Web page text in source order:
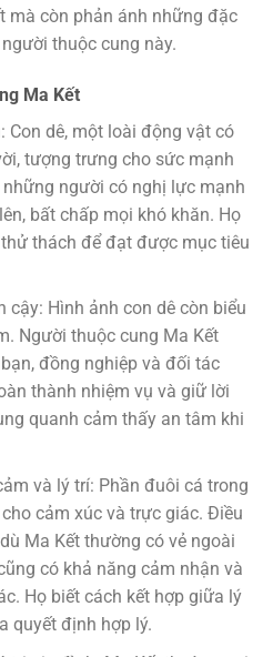
mà còn phản ánh những đặc
thuộc cung này.
Ma Kết
Con dê, một loài động vật có
tượng trưng cho sức mạnh
người có nghị lực mạnh
bất chấp mọi khó khăn. Họ
thách để đạt được mục tiêu
cậy: Hình ảnh con dê còn biểu
Người thuộc cung Ma Kết
đồng nghiệp và đối tác
thành nhiệm vụ và giữ lời
quanh cảm thấy an tâm khi
và lý trí: Phần đuôi cá trong
cảm xúc và trực giác. Điều
Ma Kết thường có vẻ ngoài
có khả năng cảm nhận và
Họ biết cách kết hợp giữa lý
quyết định hợp lý.